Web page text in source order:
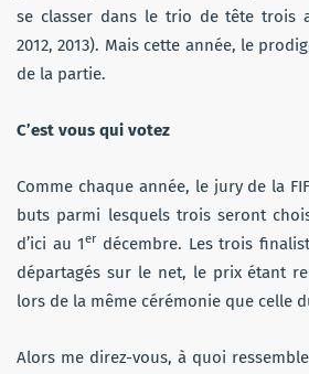
se classer dans le trio de tête trois
2012, 2013). Mais cette année, le
de la partie.
C’est vous qui votez
Comme chaque année, le jury de la
buts parmi lesquels trois seront
d’ici au 1erdécembre. Les trois
départagés sur le net, le prix étant
lors de la même cérémonie que celle
Alors me direz-vous, à quoi